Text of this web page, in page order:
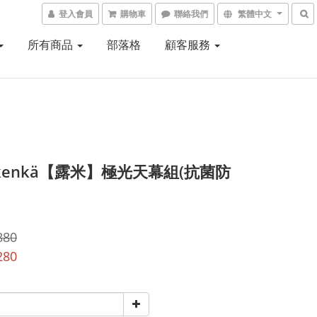
登入會員 購物車 聯絡我們 繁體中文
所有商品 部落格 顧客服務
【露米】極光天幕組(抗菌防